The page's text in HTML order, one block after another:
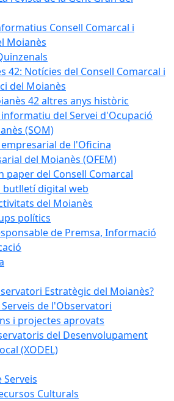
Consell Comarcal i
Moianès
42: Notícies del Consell Comarcal i
del Moianès
42 altres anys històric
del Servei d'Ocupació
(SOM)
de l'Oficina
del Moianès (OFEM)
paper del Consell Comarcal
butlletí digital web
del Moianès
polítics
de Premsa, Informació
Estratègic del Moianès?
de l'Observatori
i projectes aprovats
del Desenvolupament
(XODEL)
Culturals